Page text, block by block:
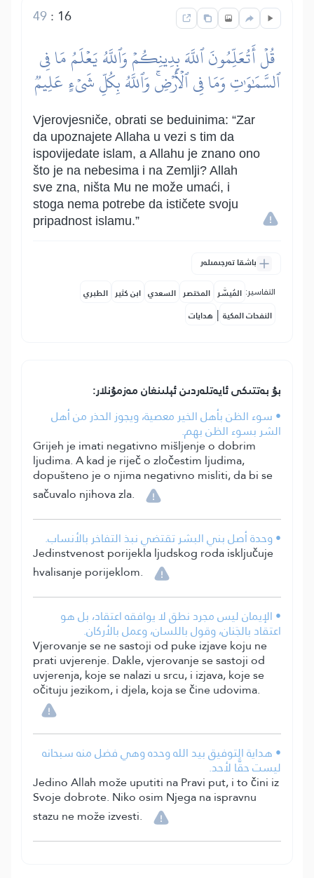
16
:
49
قُلۡ أَتُعَلِّمُونَ ٱللَّهَ بِدِينِكُمۡ وَٱللَّهُ يَعۡلَمُ مَا فِي
ٱلسَّمَٰوَٰتِ وَمَا فِي ٱلۡأَرۡضِۚ وَٱللَّهُ بِكُلِّ شَيۡءٍ عَلِيمٞ
Vjerovjesniče, obrati se beduinima: “Zar
da upoznajete Allaha u vezi s tim da
ispovijedate islam, a Allahu je znano ono
što je na nebesima i na Zemlji? Allah
sve zna, ništa Mu ne može umaći, i
stoga nema potrebe da ističete svoju
pripadnost islamu.”
باشقا تەرجىمىلەر
التفاسير: المُيسَّر المختصر السعدي ابن كثير الطبري
النفحات المكية | هدايات
بۇ بەتتىكى ئايەتلەردىن ئېلىنغان مەزمۇنلار:
• سوء الظن بأهل الخير معصية، ويجوز الحذر من أهل
الشر بسوء الظن بهم.
Grijeh je imati negativno mišljenje o dobrim
ljudima. A kad je riječ o zločestim ljudima,
dopušteno je o njima negativno misliti, da bi se
sačuvalo njihova zla.
• وحدة أصل بني البشر تقتضي نبذ التفاخر بالأنساب.
Jedinstvenost porijekla ljudskog roda isključuje
hvalisanje porijeklom.
• الإيمان ليس مجرد نطق لا يوافقه اعتقاد، بل هو
اعتقاد بالجَنان، وقول باللسان، وعمل بالأركان.
Vjerovanje se ne sastoji od puke izjave koju ne
prati uvjerenje. Dakle, vjerovanje se sastoji od
uvjerenja, koje se nalazi u srcu, i izjava, koje se
očituju jezikom, i djela, koja se čine udovima.
• هداية التوفيق بيد الله وحده وهي فضل منه سبحانه
ليست حقًّا لأحد.
Jedino Allah može uputiti na Pravi put, i to čini iz
Svoje dobrote. Niko osim Njega na ispravnu
stazu ne može izvesti.